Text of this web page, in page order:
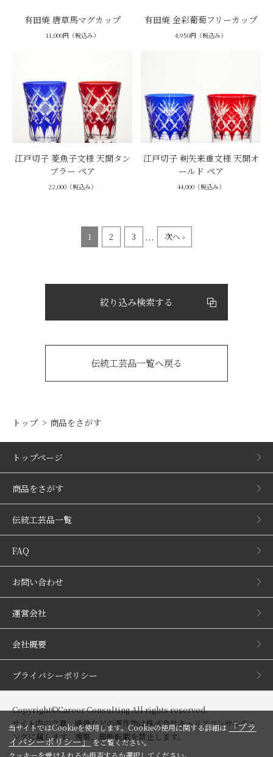
有田焼 唐草馬マグカップ
11,000円（税込み）
有田焼 金彩葡萄フリーカップ
4,950円（税込み）
江戸切子 菱魚子文様 天開タン
ブラー ペア
22,000（税込み）
江戸切子 剣矢来重文様 天開オ
ールド ペア
44,000（税込み）
1 2 3 ... 次へ ›
絞り込み検索する
伝統工芸品一覧へ戻る
トップ 商品をさがす
トップページ
商品をさがす
伝統工芸品一覧
FAQ
お問い合わせ
運営会社
会社概要
プライバシーポリシー
Copyright©Career Consulting All rights reserved.
サイト内の文章、画像などの著作物は株式会社キャリアコンサルティ
ングに属します。複製、無断転載を禁止します。
当サイトではCookieを使用します。Cookieの使用に関する詳細は「プラ
イバシーポリシー」をご覧ください。
クッキーを受け入れるか拒否するか選択してください。